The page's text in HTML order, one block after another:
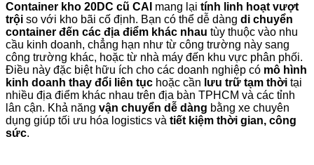
Container kho 20DC cũ CAI mang lại tính linh hoạt vượt
trội so với kho bãi cố định. Bạn có thể dễ dàng di chuyển
container đến các địa điểm khác nhau tùy thuộc vào nhu
cầu kinh doanh, chẳng hạn như từ công trường này sang
công trường khác, hoặc từ nhà máy đến khu vực phân phối.
Điều này đặc biệt hữu ích cho các doanh nghiệp có mô hình
kinh doanh thay đổi liên tục hoặc cần lưu trữ tạm thời tại
nhiều địa điểm khác nhau trên địa bàn TPHCM và các tỉnh
lân cận. Khả năng vận chuyển dễ dàng bằng xe chuyên
dụng giúp tối ưu hóa logistics và tiết kiệm thời gian, công
sức.